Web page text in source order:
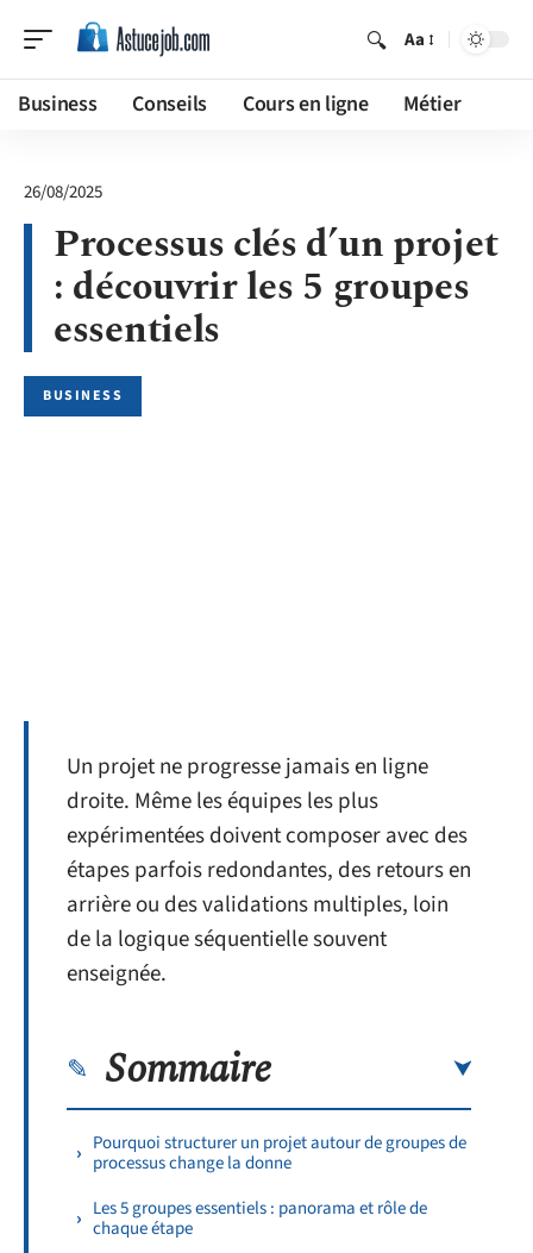
Aa
Business Conseils Cours en ligne Métier
26/08/2025
Processus clés d’un projet
: découvrir les 5 groupes
essentiels
BUSINESS
Un projet ne progresse jamais en ligne
droite. Même les équipes les plus
expérimentées doivent composer avec des
étapes parfois redondantes, des retours en
arrière ou des validations multiples, loin
de la logique séquentielle souvent
enseignée.
Sommaire
Pourquoi structurer un projet autour de groupes de
processus change la donne
Les 5 groupes essentiels : panorama et rôle de
chaque étape